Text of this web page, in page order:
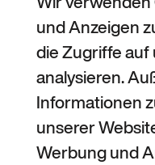
und Anzeigen
die Zugriffe auf
analysieren.
Informationen
unserer
Werbung und